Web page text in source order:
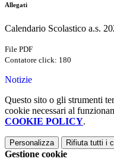
Allegati
Calendario Scolastico a.s.
File PDF
Contatore click: 180
Notizie
Questo sito o gli strumenti
cookie necessari al
COOKIE POLICY.
Personalizza Rifiuta tutti i
Gestione cookie